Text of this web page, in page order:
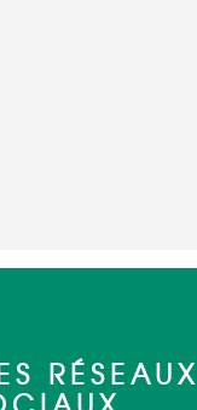
RÉSEAUX